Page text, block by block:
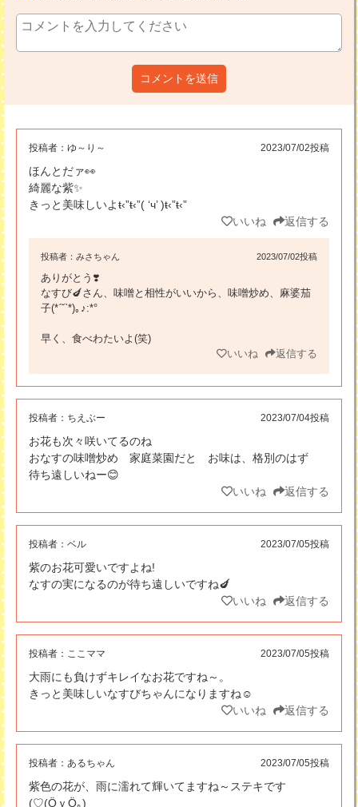
コメントを送信
投稿者： ゆ～り～ 2023/07/02投稿
ほんとだァ👀
綺麗な紫✨
きっと美味しいよŧ‹”ŧ‹”( ‘ч’ )ŧ‹”ŧ‹”
いいね
返信する
投稿者： みさちゃん 2023/07/02投稿
ありがとう❣️
なすび🍆さん、味噌と相性がいいから、味噌炒め、麻婆茄
子(*ˊ˘ˋ*)｡♪:*°
早く、食べわたいよ(笑)
いいね
返信する
投稿者： ちえぶー 2023/07/04投稿
お花も次々咲いてるのね
おなすの味噌炒め 家庭菜園だと お味は、格別のはず
待ち遠しいねー😊
いいね
返信する
投稿者： ベル 2023/07/05投稿
紫のお花可愛いですよね!
なすの実になるのが待ち遠しいですね🍆
いいね
返信する
投稿者： ここママ 2023/07/05投稿
大雨にも負けずキレイなお花ですね～。
きっと美味しいなすびちゃんになりますね☺️
いいね
返信する
投稿者： あるちゃん 2023/07/05投稿
紫色の花が、雨に濡れて輝いてますね～ステキです
(♡⁠(⁠Ӧ⁠ｖ⁠Ӧ⁠｡⁠)